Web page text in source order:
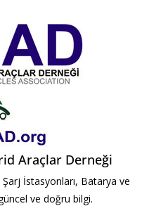
Araçlar Derneği
İstasyonları, Batarya ve
ve doğru bilgi.